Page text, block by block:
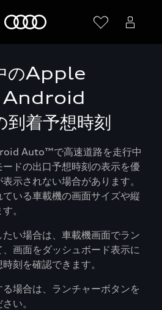
のApple
Android
着予想時刻
Auto™で高速道路を走行中
ドの出口予想時刻の表示を優
示されない場合があります。
いる車載機の画面サイズや縦
。
い場合は、車載機画面でラン
画面をダッシュボード表示に
刻を確認できます。
場合は、ランチャーボタンを
い。